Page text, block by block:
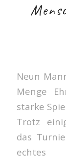
Neun
Menge
starke
Trotz
das